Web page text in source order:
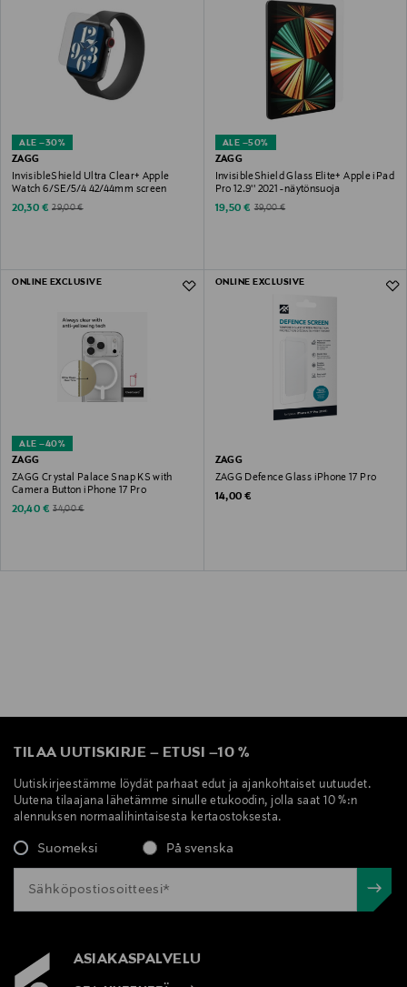
ALE –30%
ZAGG
InvisibleShield Ultra Clear+ Apple
Watch 6/SE/5/4 42/44mm screen
Discounted Price
20,30 € Original Price
29,00 €
ALE –50%
ZAGG
InvisibleShield Glass Elite+ Apple iPad
Pro 12.9'' 2021 -näytönsuoja
Discounted Price
19,50 € Original Price
39,00 €
ALE –40%
ONLINE EXCLUSIVE
ZAGG
ZAGG Crystal Palace Snap KS with
Camera Button iPhone 17 Pro
Discounted Price
20,40 € Original Price
34,00 €
ONLINE EXCLUSIVE
ZAGG
ZAGG Defence Glass iPhone 17 Pro
Original Price
14,00 €
TILAA UUTISKIRJE – ETUSI –10 %
Uutiskirjeestämme löydät parhaat edut ja ajankohtaiset uutuudet.
Uutena tilaajana lähetämme sinulle etukoodin, jolla saat 10 %:n
alennuksen normaalihintaisesta kertaostoksesta.
Suomeksi På svenska
ASIAKASPALVELU